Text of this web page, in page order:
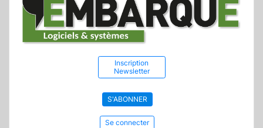
Inscription
Newsletter
S'ABONNER
Se connecter